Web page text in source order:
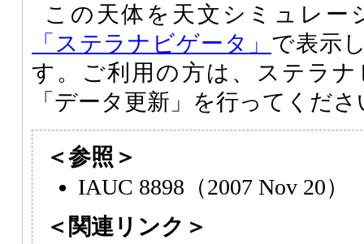
この天体を天文シミュレー
「ステラナビゲータ」 で表示
す。ご利用の方は、ステラ
「データ更新」を行ってくださ
＜参照＞
IAUC 8898（2007 Nov 20）
＜関連リンク＞